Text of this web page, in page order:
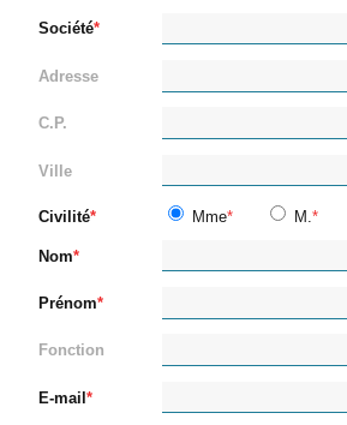
Société
Adresse
C.P.
Ville
Civilité Mme M.
Nom
Prénom
Fonction
E-mail